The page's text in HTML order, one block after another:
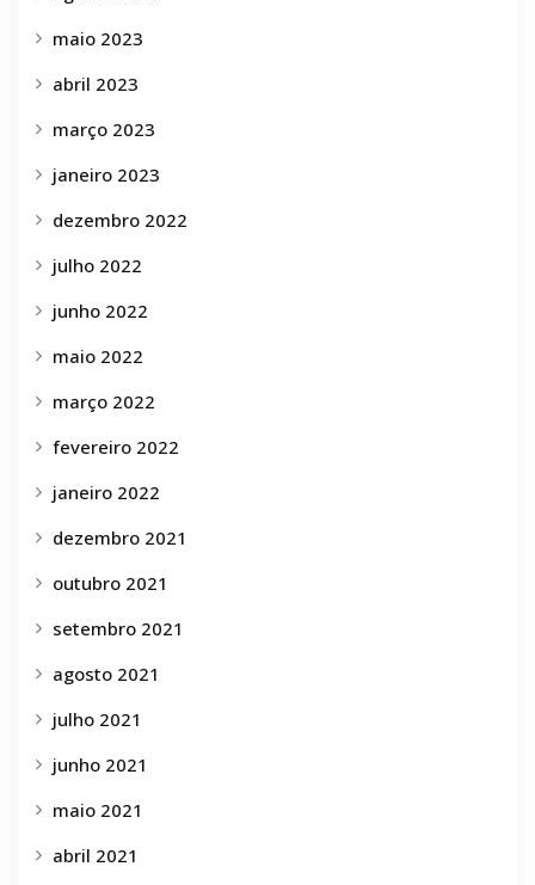
maio 2023
abril 2023
março 2023
janeiro 2023
dezembro 2022
julho 2022
junho 2022
maio 2022
março 2022
fevereiro 2022
janeiro 2022
dezembro 2021
outubro 2021
setembro 2021
agosto 2021
julho 2021
junho 2021
maio 2021
abril 2021